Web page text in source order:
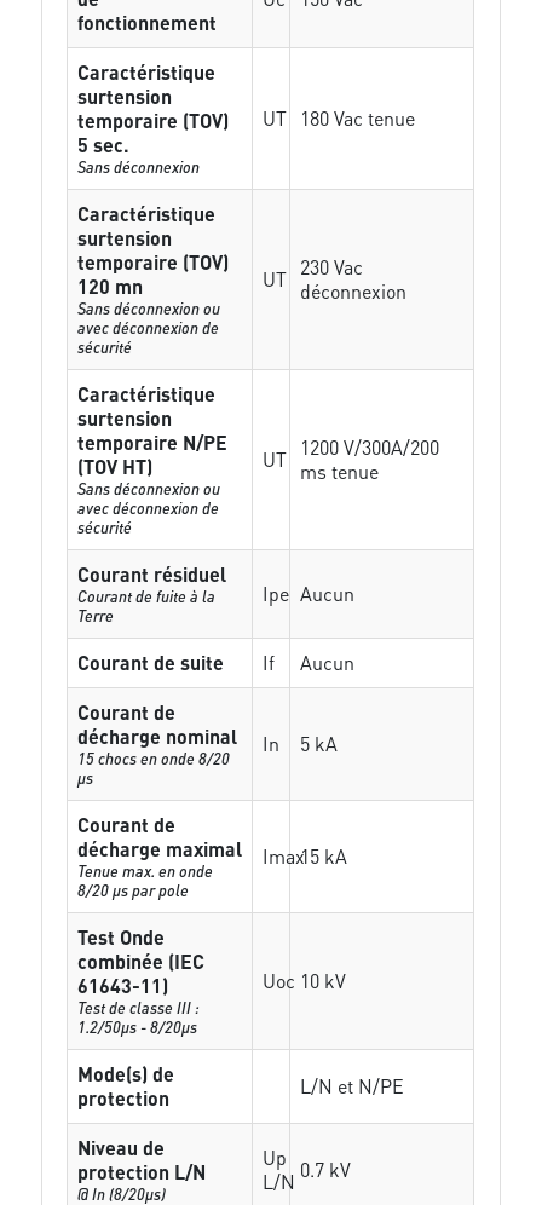
fonctionnement
Caractéristique
surtension
temporaire (TOV)
5 sec.
Sans déconnexion
UT 180 Vac tenue
Caractéristique
surtension
temporaire (TOV)
120 mn
Sans déconnexion ou
avec déconnexion de
sécurité
UT 230 Vac
déconnexion
Caractéristique
surtension
temporaire N/PE
(TOV HT)
Sans déconnexion ou
avec déconnexion de
sécurité
UT
1200 V/300A/200
ms tenue
Courant résiduel
Courant de fuite à la
Terre
Ipe Aucun
Courant de suite If
Aucun
Courant de
décharge nominal
15 chocs en onde 8/20
µs
In 5 kA
Courant de
décharge maximal
Tenue max. en onde
8/20 µs par pole
Imax15 kA
Test Onde
combinée (IEC
61643-11)
Test de classe III :
1.2/50µs - 8/20µs
Uoc 10 kV
Mode(s) de
protection
L/N et N/PE
Niveau de
protection L/N
@ In (8/20µs)
Up
L/N 0.7 kV